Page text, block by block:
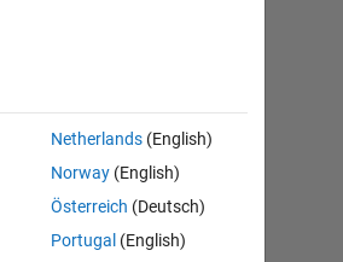
Netherlands (English)
Norway (English)
Österreich (Deutsch)
Portugal (English)